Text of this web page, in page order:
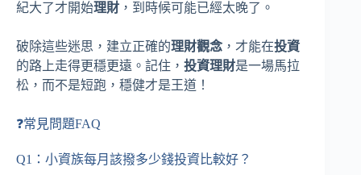
紀大了才開始理財 ，到時候可能已經太晚了。
破除這些迷思，建立正確的理財觀念 ，才能在投資
的路上走得更穩更遠。記住， 投資理財是一場馬拉
松，而不是短跑，穩健才是王道！
❓常見問題FAQ
Q1：小資族每月該撥多少錢投資比較好？